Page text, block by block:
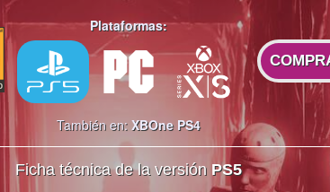
Plataformas:
También en: XBOne PS4
Ficha técnica de la versión PS5